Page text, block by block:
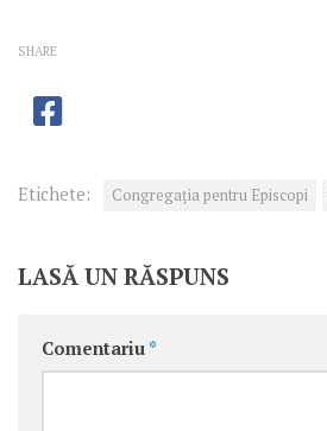
SHARE
Etichete: Congregaţia pentru Episcopi
LASĂ UN RĂSPUNS
Comentariu *